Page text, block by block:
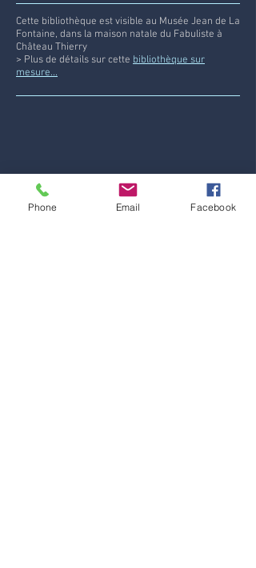
Cette bibliothèque est visible au Musée Jean de La
Fontaine, dans la maison natale du Fabuliste à
Château Thierry
> Plus de détails sur cette bibliothèque sur
mesure...
Phone Email Facebook